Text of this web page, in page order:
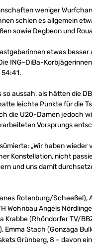
weniger
schien es allgemein
sowie Degbeon und
etwas
ING-DiBa-
so aussah, als hätten die
leichte Punkte für die
die U20-Damen jedoch
Vorsprungs
„Wir haben
Konstellation, nicht
und uns damit
Rotenburg/
Wohnbau Angels
Krabbe (Rhöndorfer TV/
Emma Stach (Gonzaga
Grünberg, 8 – davon